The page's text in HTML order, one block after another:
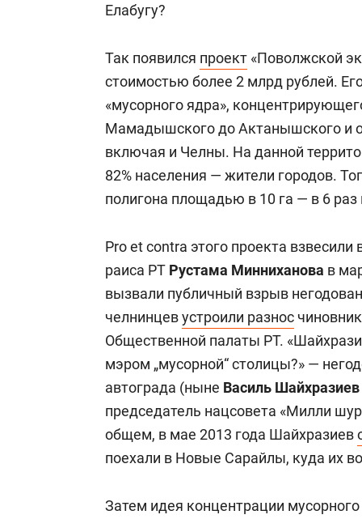
Елабугу?
Так появился проект «Поволжской
стоимостью более 2 млрд рублей.
«мусорного ядра»,
Мамадышского до Актанышского и
включая и Челны. На данной
82% населения — жители городов.
полигона площадью в 10 га — в 6
Pro et contra этого проекта взвесили
раиса РТ Рустама Минниханова в
вызвали публичный взрыв
челнинцевустроили разнос
Общественной палаты РТ.
мэром „мусорной“ столицы?» —
автограда (ныне Василь Шайхразиев
председатель нацсовета «Милли
общем, в мае 2013 года Шайхразиев
поехали в Новые Сарайлы, куда их
Затем идея концентрации